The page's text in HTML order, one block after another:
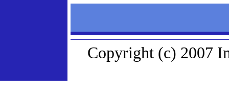
Copyright (c) 2007